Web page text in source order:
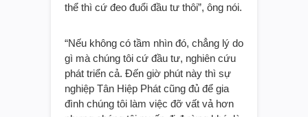
thể thì cứ đeo đuổi đầu tư thôi”, ông nói.
“Nếu không có tầm nhìn đó, chẳng lý do
gì mà chúng tôi cứ đầu tư, nghiên cứu
phát triển cả. Đến giờ phút này thì sự
nghiệp Tân Hiệp Phát cũng đủ để gia
đình chúng tôi làm việc đỡ vất vả hơn